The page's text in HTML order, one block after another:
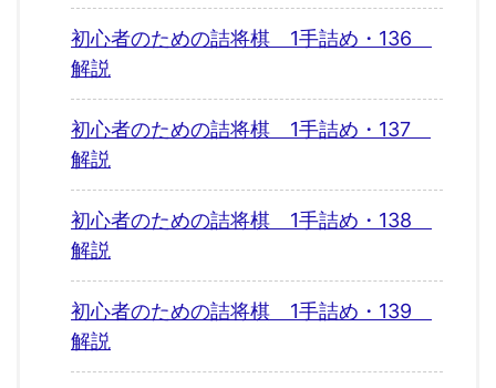
初心者のための詰将棋 1手詰め・136
解説
初心者のための詰将棋 1手詰め・137
解説
初心者のための詰将棋 1手詰め・138
解説
初心者のための詰将棋 1手詰め・139
解説